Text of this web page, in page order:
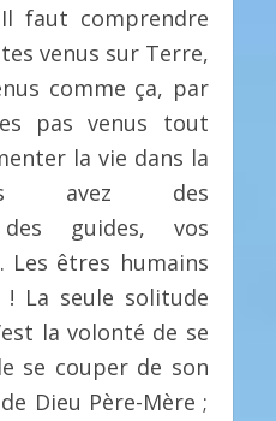
faut comprendre
venus sur Terre,
comme ça, par
pas venus tout
la vie dans la
avez des
des guides, vos
Les êtres humains
La seule solitude
la volonté de se
se couper de son
Dieu Père-Mère ;